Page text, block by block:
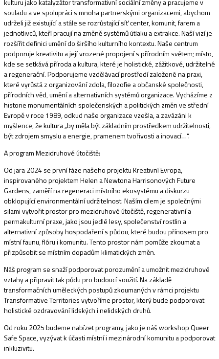
souladu a ve spolupráci s mnoha partnerskými organizacemi, abychom
udrželi již existující a stále se rozrůstající síť center, komunit, farem a
jednotlivců, kteří pracují na změně systémů útlaku a extrakce. Naší vizí je
rozšířit definici umění do širšího kulturního kontextu. Naše centrum
podporuje kreativitu a její vrozené propojení s přírodním světem; místo,
kde se setkává příroda a kultura, které je holistické, zážitkové, udržitelné
a regenerační. Podporujeme vzdělávací prostředí založené na praxi,
které vyrůstá z organizování zdola, filozofie a občanské společnosti,
přírodních věd, umění a alternativních systémů organizace. Vycházíme z
historie monumentálních společenských a politických změn ve střední
Evropě v roce 1989, odkud naše organizace vzešla, a zavázáni k
myšlence, že kultura „by měla být základním prostředkem udržitelnosti,
být zdrojem smyslu a energie, pramenem tvořivosti a inovací…“.
A program Mezidruhové útočiště:
Od jara 2024 se první fáze našeho projektu Kreativní Evropa,
inspirovaného projektem Helen a Newtona Harrisonových Future
Gardens, zaměří na regeneraci místního ekosystému a diskurzu
obklopující environmentální udržitelnost. Naším cílem je společnými
silami vytvořit prostor pro mezidruhové útočiště, regenerativní a
permakulturní praxe, jako jsou jedlé lesy, společenství rostlin a
alternativní způsoby hospodaření s půdou, které budou přínosem pro
místní faunu, flóru i komunitu. Tento prostor nám pomůže zkoumat a
přizpůsobit se místním dopadům klimatických změn.
Náš program se snaží podporovat porozumění a umožnit mezidruhové
vztahy a připravit tak půdu pro budoucí soužití. Na základě
transformačních uměleckých postupů zkoumaných v rámci projektu
Transformative Territories vytvoříme prostor, který bude podporovat
holistické ozdravování lidských i nelidských druhů.
Od roku 2025 budeme nabízet programy, jako je náš workshop Queer
Safe Space, vyzývat k účasti místní i mezinárodní komunitu a podporovat
inkluzivitu.